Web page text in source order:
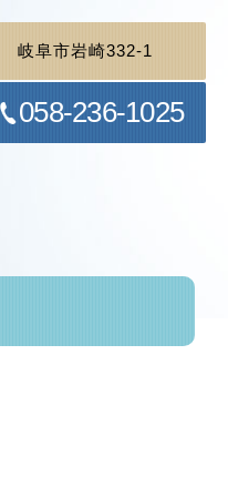
岐阜市岩崎332-1
058-236-1025